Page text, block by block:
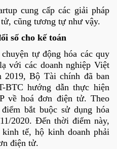
cung cấp các giải pháp
cũng tương tự như vậy.
số cho kế toán
tự động hóa các quy
với các doanh nghiệp Việt
2019, Bộ Tài chính đã ban
BTC hướng dẫn thực hiện
về hoá đơn điện tử. Theo
bắt buộc sử dụng hóa
2020. Đến thời điểm này,
tế, hộ kinh doanh phải
điện tử.